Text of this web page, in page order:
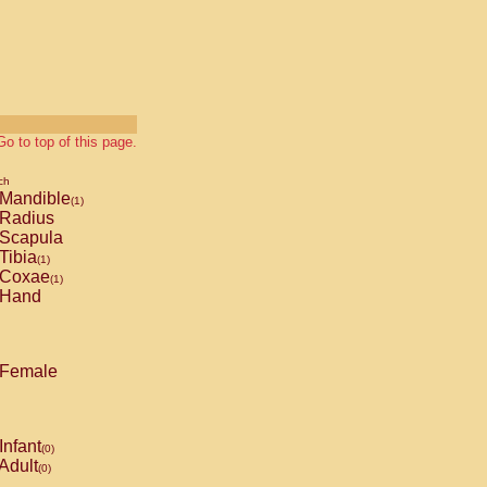
to top of this page.
Mandible(1)
Radius
Scapula
Tibia(1)
Coxae(1)
Hand
Female
Infant(0)
(0)